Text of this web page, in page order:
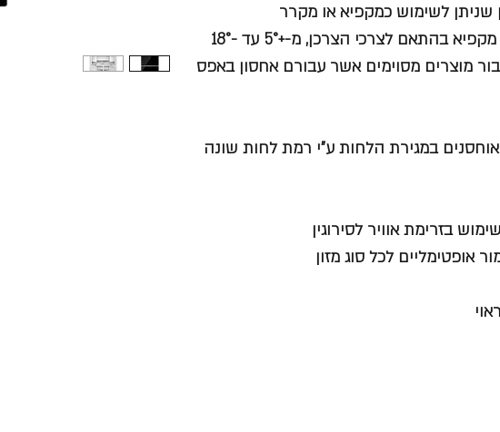
לשימוש כמקפיא או מקרר
לצרכי הצרכן, מ-+5° עד -18°
מוצרים מסוימים אשר עבורם אחסון באפס
במגירת הלחות ע"י רמת לחות שונה
בזרימת אוויר לסירוגין
אופטימליים לכל סוג מזון